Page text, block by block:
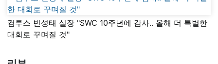
컴투스 빈성태 실장 "SWC 10주년에 감사.. 올해 더 특별한
대회로 꾸며질 것"